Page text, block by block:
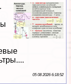
05 08 2026 6:18:52